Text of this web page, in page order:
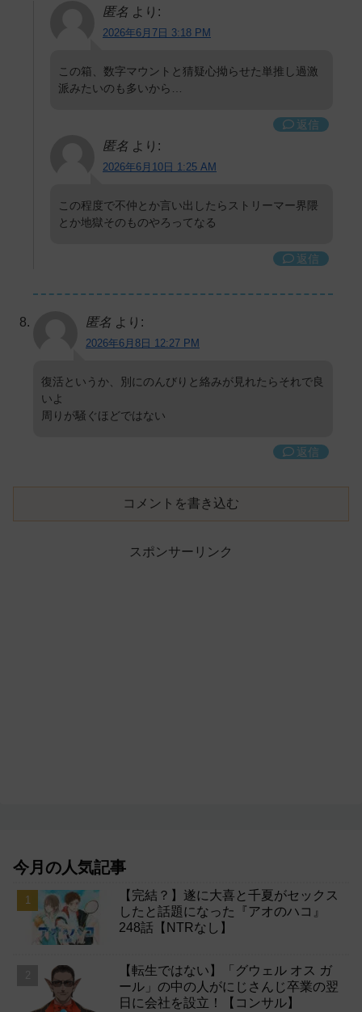
匿名 より:
2026年6月7日 3:18 PM
この箱、数字マウントと猜疑心拗らせた単推し過激
派みたいのも多いから…
返信
匿名 より:
2026年6月10日 1:25 AM
この程度で不仲とか言い出したらストリーマー界隈
とか地獄そのものやろってなる
返信
匿名 より:
2026年6月8日 12:27 PM
復活というか、別にのんびりと絡みが見れたらそれで良
いよ
周りが騒ぐほどではない
返信
コメントを書き込む
スポンサーリンク
今月の人気記事
【完結？】遂に大喜と千夏がセックス
したと話題になった『アオのハコ』
248話【NTRなし】
【転生ではない】「グウェル オス ガ
ール」の中の人がにじさんじ卒業の翌
日に会社を設立！【コンサル】